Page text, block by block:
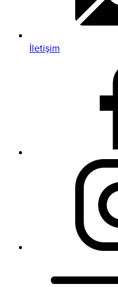
İletişim